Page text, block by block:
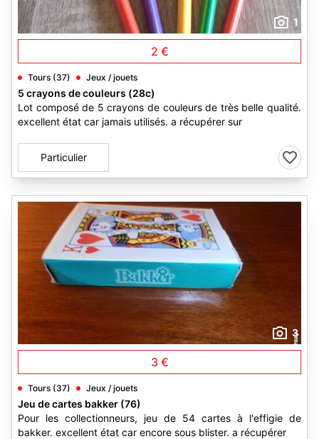
1
2 €
Tours (37) Jeux / jouets
5 crayons de couleurs (28c)
Lot composé de 5 crayons de couleurs de très belle qualité.
excellent état car jamais utilisés. a récupérer sur
Particulier
3
3 €
Tours (37) Jeux / jouets
Jeu de cartes bakker (76)
Pour les collectionneurs, jeu de 54 cartes à l'effigie de
bakker. excellent état car encore sous blister. a récupérer